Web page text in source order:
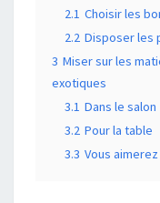
2.1 Choisir les
2.2 Disposer les
3 Miser sur les
exotiques
3.1 Dans le salon
3.2 Pour la table
3.3 Vous aimerez